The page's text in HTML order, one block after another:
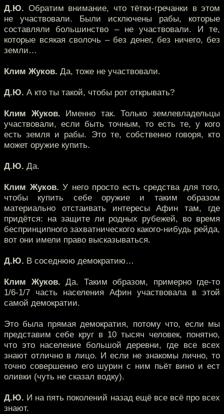
Д.Ю. Обратим внимание, что тётки-гречанки в этом
не участвовали. Были исключены рабы, которые
составляли большинство – не участвовали. И те,
которые всякая сволочь – без денег, без ничего, без
земли…
Клим Жуков. Да, тоже не участвовали.
Д.Ю. А кто ты такой, чтобы рот открывать?
Клим Жуков. Именно так. Только землевладельцы
участвовали, если быть точным, то есть те, у кого
есть земля и рабы. Это те, собственно говоря, кто
может оружие купить.
Д.Ю. Да.
Клим Жуков. У него просто есть средства для того,
чтобы купить себе оружие и таким образом
материально отстаивать интересы Афин там, где
придётся: на защите ли родных рубежей, во время
беспринципного захватнического какого-нибудь рейда,
вот они имели право высказываться.
Д.Ю. В соседнюю демократию…
Клим Жуков. Да. Таким образом, примерно где-то
1/6-1/7 часть населения Афин участвовала в этой
самой демократии.
Это была прямая демократия, потому что, если мы
представим себе круг в 10 тысяч человек, понятно,
что это население большой деревни, где все всех
знают отлично в лицо. И если не знакомы лично, то
точно совершенно его шурин с ним пьёт вино и ест
оливки (чуть не сказал водку).
Д.Ю. И на пять поколений назад ещё все всё про всех
знают.